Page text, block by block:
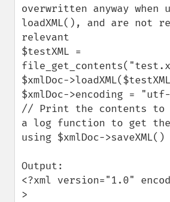
overwritten anyway when
loadXML(), and are not
relevant
$testXML =
$xmlDoc-
$xmlDoc->encoding =
// Print the contents
a log function to get
using $xmlDoc->saveXML()
Output:
<?xml version="1.0"
>